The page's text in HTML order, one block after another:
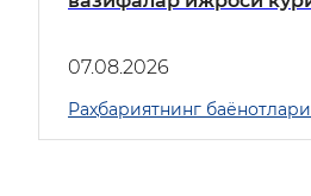
07.08.2026
Раҳбариятнинг